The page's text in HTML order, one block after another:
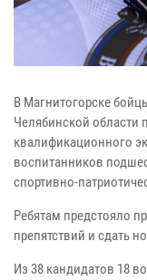
В Магнитогорске
Челябинской области
квалификационного
воспитанников
спортивно-
Ребятам предстояло
препятствий и сдать
Из 38 кандидатов 18